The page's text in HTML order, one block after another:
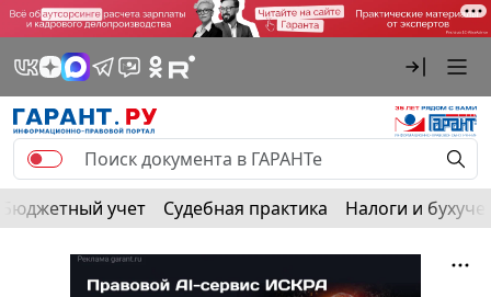
Бюджетный учет Судебная практика Налоги и